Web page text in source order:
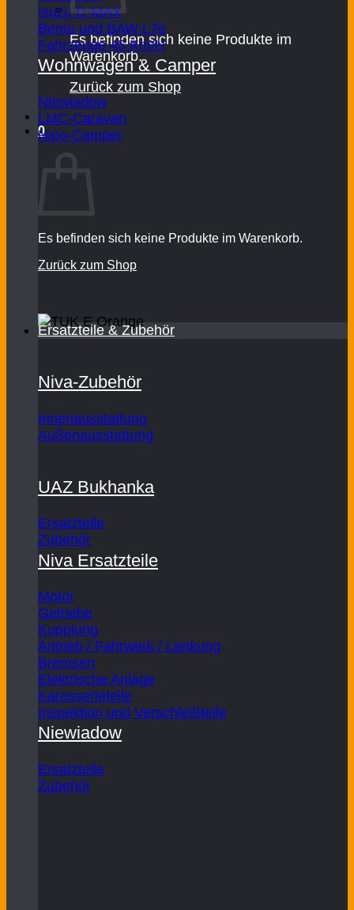
Es befinden sich keine Produkte im
Warenkorb.
Zurück zum Shop
0
Warenkorb
Es befinden sich keine Produkte im Warenkorb.
Zurück zum Shop
Isuzu D-MAX
Bentu und BAW L7e
Fahrzeuge 45 Km/H
Wohnwagen & Camper
Niewiadow
LMC-Caravan
Nipo-Camper
Ersatzteile & Zubehör
Niva-Zubehör
Innenausstattung
Außenausstattung
UAZ Bukhanka
Ersatzteile
Zubehör
Niva Ersatzteile
Motor
Getriebe
Kupplung
Antrieb / Fahrwerk / Lenkung
Bremsen
Elektrische Anlage
Karosserieteile
Inspektion und Verschleißteile
Niewiadow
Ersatzteile
Zubehör